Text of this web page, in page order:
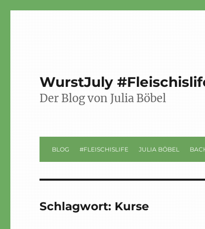
WurstJuly
Der Blog von Julia Böbel
BLOG #FLEISCHISLIFE JULIA BÖBEL
Schlagwort: Kurse